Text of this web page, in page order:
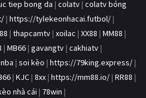
tiep bong da | colatv | colatv bóng
| https://tylekeonhacai.futbol/ |
| thapcamtv | xoilac | XX88 | MM88 |
| MB66 | gavangtv | cakhiatv |
| soi kèo | https://79king.express/ |
| KJC | 8xx | https://mm88.io/ | RR88 |
nhà cái | 78win |